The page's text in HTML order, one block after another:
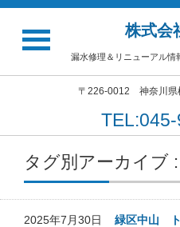
株式会
漏水修理＆リニューアル情
〒226-0012 神奈川県
タグ別アーカイブ
2025年7月30日 緑区中山 ト